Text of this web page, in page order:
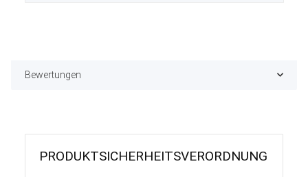
Bewertungen
PRODUKT­SICHER­HEITS­VER­ORD­NUNG